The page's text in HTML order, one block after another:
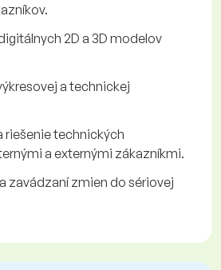
2D a 3D modelov
a technickej
riešenie technických
a externými zákazníkmi.
zavádzaní zmien do sériovej